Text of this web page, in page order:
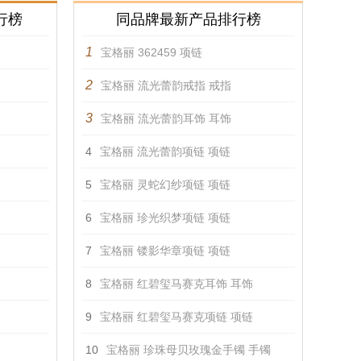
榜 同品牌最新产品排行榜
1 宝格丽 362459 项链
2 宝格丽 流光蕾韵戒指 戒指
3 宝格丽 流光蕾韵耳饰 耳饰
4 宝格丽 流光蕾韵项链 项链
5 宝格丽 灵蛇幻纱项链 项链
6 宝格丽 珍光织梦项链 项链
7 宝格丽 镂影华章项链 项链
8 宝格丽 红碧玺马赛克耳饰 耳饰
9 宝格丽 红碧玺马赛克项链 项链
10 宝格丽 珍珠母贝玫瑰金手镯 手镯